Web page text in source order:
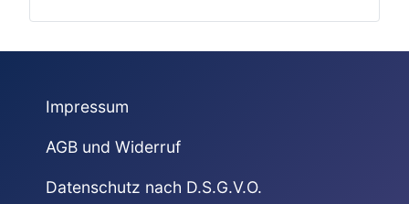
Impressum
AGB und Widerruf
Datenschutz nach D.S.G.V.O.